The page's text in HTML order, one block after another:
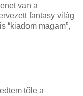
van a
fantasy világ
“kiadom magam”,
tőle a